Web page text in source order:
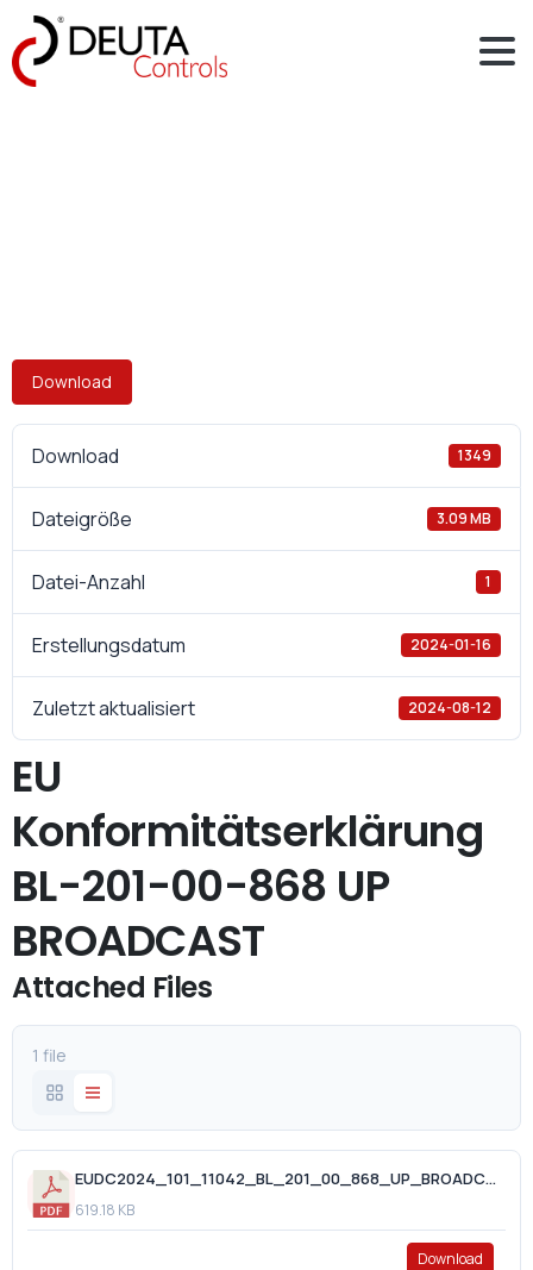
Download
Download 1349
Dateigröße 3.09 MB
Datei-Anzahl 1
Erstellungsdatum 2024-01-16
Zuletzt aktualisiert 2024-08-12
EU
Konformitätserklärung
BL-201-00-868 UP
BROADCAST
Attached Files
1 file
EUDC2024_101_11042_BL_201_00_868_UP_BROADCAST_2024_01_16.pdf
619.18 KB
Download